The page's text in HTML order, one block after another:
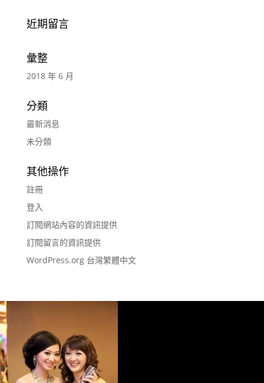
近期留言
彙整
2018 年 6 月
分類
最新消息
未分類
其他操作
註冊
登入
訂閱網站內容的資訊提供
訂閱留言的資訊提供
WordPress.org 台灣繁體中文